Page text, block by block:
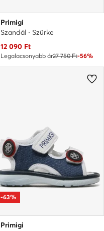
Primigi
Szandál · Szürke
Aktuális ár
12 090 Ft
Legalacsonyabb ár27 750 Ft-56%
-63%
Primigi